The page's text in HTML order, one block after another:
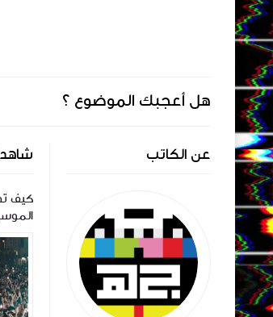
هل أعجبك الموضوع ؟
عن الكاتب
هود:
حوار مع الشاعر مصطفى إبراهيم
(الجزء الثاني)
كيف